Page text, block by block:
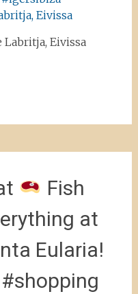
Labritja, Eivissa
Fish
at
Eularia!